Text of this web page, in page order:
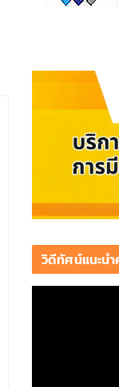
วิดีทัศน์แนะนำ